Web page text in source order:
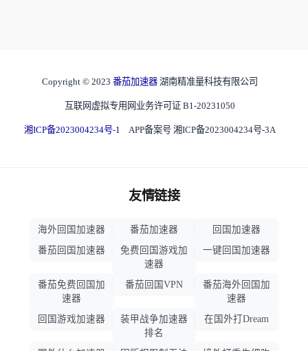
Copyright © 2023 番茄加速器 湖南精准量科技有限公司
互联网虚拟专用网业务许可证 B1-20231050
湘ICP备2023004234号-1 APP备案号 湘ICP备2023004234号-3A
友情链接
海外回国加速器 番茄加速器
回国加速器
番茄回国加速器
免费回国游戏加
速器
一键回国加速器
番茄免费回国加
速器
番茄回国VPN
番茄海外回国加
速器
回国游戏加速器
装甲战争加速器
排名
在国外打Dream